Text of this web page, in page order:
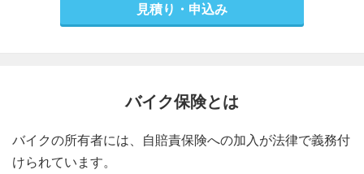
見積り・申込み
バイク保険とは
バイクの所有者には、自賠責保険への加入が法律で義務付
けられています。